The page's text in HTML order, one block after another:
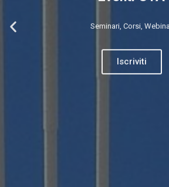
Seminari, Corsi, Webinar
Iscriviti